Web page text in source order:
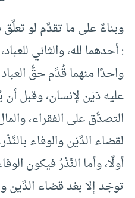
وبناءً على ما تقدَّم لو
: أحدهما لله، والثاني
واحدًا منهما قُدِّم حقُّ
عليه دَيْن لإنسان، وقبل
التصدُّق على الفقراء،
لقضاء الدَّيْن والوفاء
أولًا، وأما النَّذْرُ فيكون
توجَد إلا بعْد قضاء الدَّين